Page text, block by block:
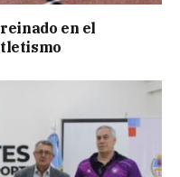
en el